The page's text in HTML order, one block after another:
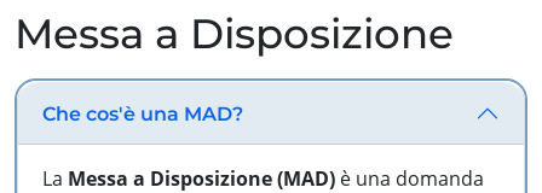
Messa a Disposizione
Che cos'è una MAD?
La Messa a Disposizione (MAD) è una domanda